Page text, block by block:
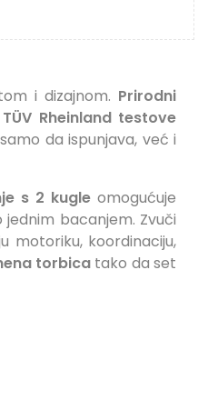
i dizajnom. Prirodni
Rheinland testove
da ispunjava, već i
s 2 kugleomogućuje
bacanjem. Zvuči
motoriku, koordinaciju,
torbicatako da set